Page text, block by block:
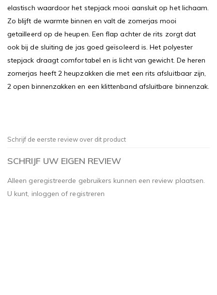
elastisch waardoor het stepjack mooi aansluit op het lichaam.
Zo blijft de warmte binnen en valt de zomerjas mooi
getailleerd op de heupen. Een flap achter de rits zorgt dat
ook bij de sluiting de jas goed geïsoleerd is. Het polyester
stepjack draagt comfortabel en is licht van gewicht. De heren
zomerjas heeft 2 heupzakken die met een rits afsluitbaar zijn,
2 open binnenzakken en een klittenband afsluitbare binnenzak.
Schrijf de eerste review over dit product
SCHRIJF UW EIGEN REVIEW
Alleen geregistreerde gebruikers kunnen een review plaatsen.
U kunt, inloggen ofregistreren